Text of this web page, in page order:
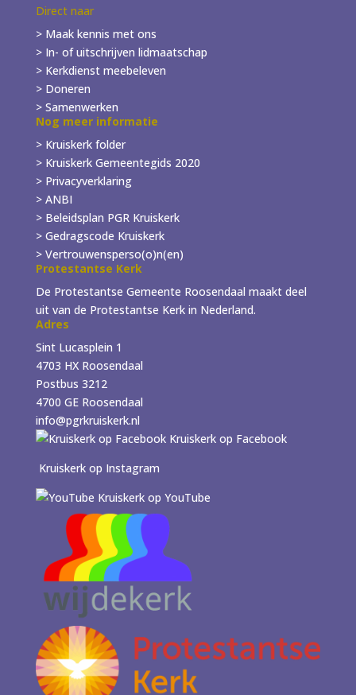
Direct naar
> Maak kennis met ons
> In- ofuitschrijven lidmaatschap
> Kerkdienst meebeleven
> Doneren
> Samenwerken
Nog meer informatie
> Kruiskerk folder
>Kruiskerk Gemeentegids 2020
> Privacyverklaring
> ANBI
> Beleidsplan PGR Kruiskerk
> Gedragscode Kruiskerk
> Vertrouwensperso(o)n(en)
Protestantse Kerk
De Protestantse Gemeente Roosendaal maakt deel
uit van de Protestantse Kerk in Nederland.
Adres
Sint Lucasplein 1
4703 HX Roosendaal
Postbus 3212
4700 GE Roosendaal
info@pgrkruiskerk.nl
Kruiskerk op Facebook
Kruiskerk op Instagram
Kruiskerk op YouTube